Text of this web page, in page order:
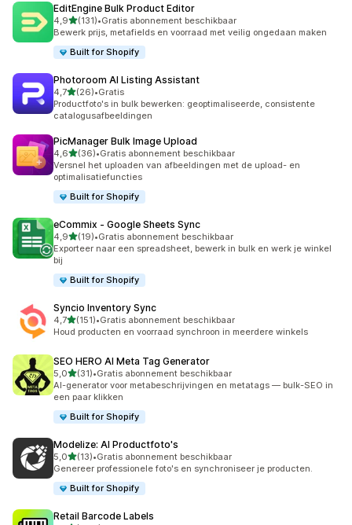
EditEngine Bulk Product Editor
4,9van 5 sterren
(131)
131 recensies in totaal
•Gratis abonnement beschikbaar
Bewerk prijs, metafields en voorraad met veilig ongedaan maken
Built for Shopify
Photoroom AI Listing Assistant
4,7van 5 sterren
(26)
26 recensies in totaal
•Gratis
Productfoto's in bulk bewerken: geoptimaliseerde, consistente
catalogusafbeeldingen
PicManager Bulk Image Upload
4,6van 5 sterren
(36)
36 recensies in totaal
•Gratis abonnement beschikbaar
Versnel het uploaden van afbeeldingen met de upload- en
optimalisatiefuncties
Built for Shopify
eCommix ‑ Google Sheets Sync
4,9van 5 sterren
(19)
19 recensies in totaal
•Gratis abonnement beschikbaar
Exporteer naar een spreadsheet, bewerk in bulk en werk je winkel
bij
Built for Shopify
Syncio Inventory Sync
4,7van 5 sterren
(151)
151 recensies in totaal
•Gratis abonnement beschikbaar
Houd producten en voorraad synchroon in meerdere winkels
SEO HERO AI Meta Tag Generator
5,0van 5 sterren
(31)
31 recensies in totaal
•Gratis abonnement beschikbaar
AI-generator voor metabeschrijvingen en metatags — bulk-SEO in
een paar klikken
Built for Shopify
Modelize: AI Productfoto's
5,0van 5 sterren
(13)
13 recensies in totaal
•Gratis abonnement beschikbaar
Genereer professionele foto's en synchroniseer je producten.
Built for Shopify
Retail Barcode Labels